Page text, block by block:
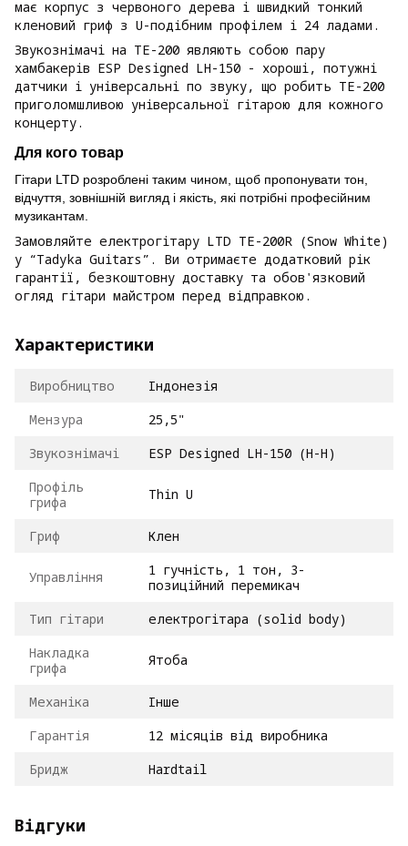
має корпус з червоного дерева і швидкий тонкий
кленовий гриф з U-подібним профілем і 24 ладами.
Звукознімачі на TE-200 являють собою пару
хамбакерів ESP Designed LH-150 - хороші, потужні
датчики і універсальні по звуку, що робить TE-200
приголомшливою універсальної гітарою для кожного
концерту.
Для кого товар
Гітари LTD розроблені таким чином, щоб пропонувати тон,
відчуття, зовнішній вигляд і якість, які потрібні професійним
музикантам.
Замовляйте електрогітару LTD TE-200R (Snow White)
у “Tadyka Guitars”. Ви отримаєте додатковий рік
гарантії, безкоштовну доставку та обов'язковий
огляд гітари майстром перед відправкою.
Характеристики
Виробництво
Індонезія
Мензура
25,5"
Звукознімачі
ESP Designed LH-150 (H-H)
Профіль
грифа
Thin U
Гриф Клен
Управління
1 гучність, 1 тон, 3-
позиційний перемикач
Тип гітари
електрогітара (solid body)
Накладка
грифа
Ятоба
Механіка
Інше
Гарантія
12 місяців від виробника
Бридж
Hardtail
Відгуки